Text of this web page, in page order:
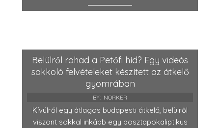
Belülről rohad a Petőfi híd? Egy videós
sokkoló felvételeket készített az átkelő
gyomrában
BY: NORKER
Kívülről egy átlagos budapesti átkelő, belülről
viszont sokkal inkább egy posztapokaliptikus